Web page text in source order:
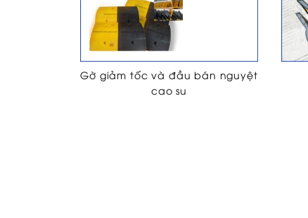
Gờ giảm tốc và đầu bán nguyệt
cao su